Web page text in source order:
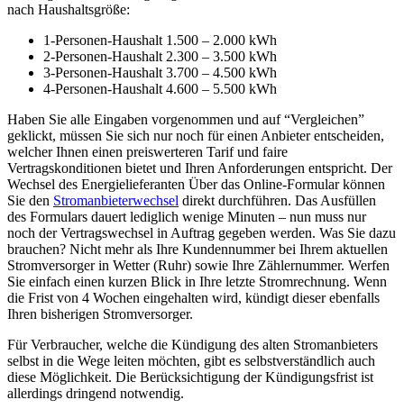
nach Haushaltsgröße:
1-Personen-Haushalt 1.500 – 2.000 kWh
2-Personen-Haushalt 2.300 – 3.500 kWh
3-Personen-Haushalt 3.700 – 4.500 kWh
4-Personen-Haushalt 4.600 – 5.500 kWh
Haben Sie alle Eingaben vorgenommen und auf “Vergleichen”
geklickt, müssen Sie sich nur noch für einen Anbieter entscheiden,
welcher Ihnen einen preiswerteren Tarif und faire
Vertragskonditionen bietet und Ihren Anforderungen entspricht. Der
Wechsel des Energielieferanten Über das Online-Formular können
Sie den Stromanbieterwechsel direkt durchführen. Das Ausfüllen
des Formulars dauert lediglich wenige Minuten – nun muss nur
noch der Vertragswechsel in Auftrag gegeben werden. Was Sie dazu
brauchen? Nicht mehr als Ihre Kundennummer bei Ihrem aktuellen
Stromversorger in Wetter (Ruhr) sowie Ihre Zählernummer. Werfen
Sie einfach einen kurzen Blick in Ihre letzte Stromrechnung. Wenn
die Frist von 4 Wochen eingehalten wird, kündigt dieser ebenfalls
Ihren bisherigen Stromversorger.
Für Verbraucher, welche die Kündigung des alten Stromanbieters
selbst in die Wege leiten möchten, gibt es selbstverständlich auch
diese Möglichkeit. Die Berücksichtigung der Kündigungsfrist ist
allerdings dringend notwendig.